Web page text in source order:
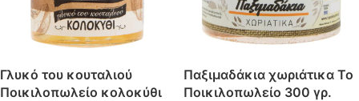
Γλυκό του κουταλιού
Ποικιλοπωλείο κολοκύθι
Παξιμαδάκια χωριάτικα Το
Ποικιλοπωλείο 300 γρ.